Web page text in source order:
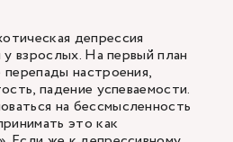
депрессия
у взрослых. На первый план
настроения,
падение успеваемости.
на бессмысленность
это как